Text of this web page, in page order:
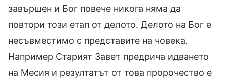
завършен и Бог повече никога няма да
повтори този етап от делото. Делото на Бог е
несъвместимо с представите на човека.
Например Старият Завет предрича идването
на Месия и резултатът от това пророчество е